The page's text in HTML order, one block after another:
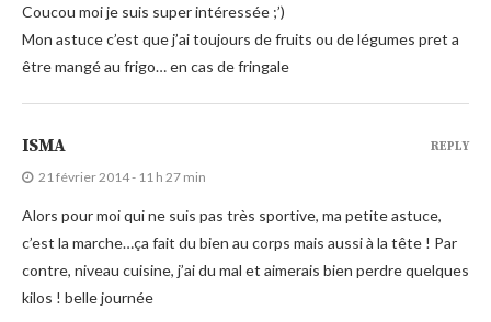
Coucou moi je suis super intéressée ;’)
Mon astuce c’est que j’ai toujours de fruits ou de légumes pret a
être mangé au frigo… en cas de fringale
ISMA
21 février 2014 - 11 h 27 min
Alors pour moi qui ne suis pas très sportive, ma petite astuce,
c’est la marche…ça fait du bien au corps mais aussi à la tête ! Par
contre, niveau cuisine, j’ai du mal et aimerais bien perdre quelques
kilos ! belle journée
REPLY